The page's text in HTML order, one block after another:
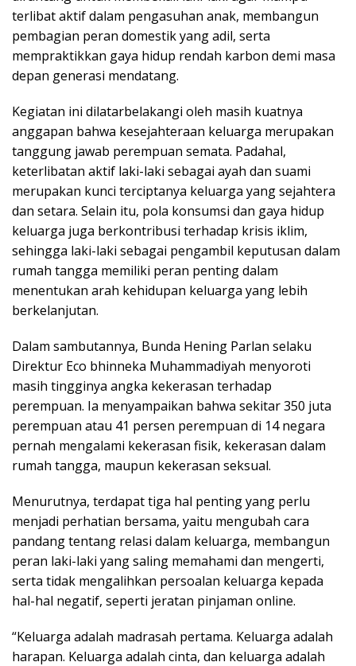
terlibat aktif dalam pengasuhan anak, membangun
pembagian peran domestik yang adil, serta
mempraktikkan gaya hidup rendah karbon demi masa
depan generasi mendatang.
Kegiatan ini dilatarbelakangi oleh masih kuatnya
anggapan bahwa kesejahteraan keluarga merupakan
tanggung jawab perempuan semata. Padahal,
keterlibatan aktif laki-laki sebagai ayah dan suami
merupakan kunci terciptanya keluarga yang sejahtera
dan setara. Selain itu, pola konsumsi dan gaya hidup
keluarga juga berkontribusi terhadap krisis iklim,
sehingga laki-laki sebagai pengambil keputusan dalam
rumah tangga memiliki peran penting dalam
menentukan arah kehidupan keluarga yang lebih
berkelanjutan.
Dalam sambutannya, Bunda Hening Parlan selaku
Direktur Eco bhinneka Muhammadiyah menyoroti
masih tingginya angka kekerasan terhadap
perempuan. Ia menyampaikan bahwa sekitar 350 juta
perempuan atau 41 persen perempuan di 14 negara
pernah mengalami kekerasan fisik, kekerasan dalam
rumah tangga, maupun kekerasan seksual.
Menurutnya, terdapat tiga hal penting yang perlu
menjadi perhatian bersama, yaitu mengubah cara
pandang tentang relasi dalam keluarga, membangun
peran laki-laki yang saling memahami dan mengerti,
serta tidak mengalihkan persoalan keluarga kepada
hal-hal negatif, seperti jeratan pinjaman online.
“Keluarga adalah madrasah pertama. Keluarga adalah
harapan. Keluarga adalah cinta, dan keluarga adalah